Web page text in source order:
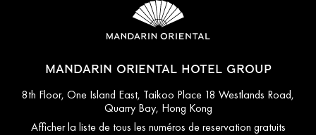
MANDARIN ORIENTAL HOTEL GROUP
8th Floor, One Island East, Taikoo Place 18 Westlands Road,
Quarry Bay, Hong Kong
Afficher la liste de tous les numéros de reservation gratuits